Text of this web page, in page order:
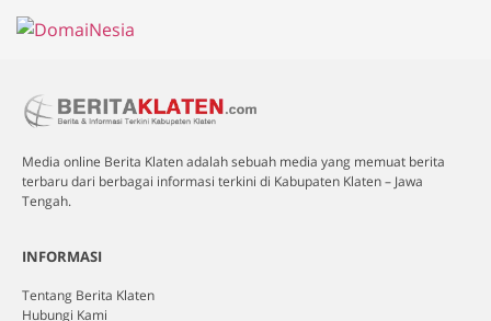
Media online Berita Klaten adalah sebuah media yang memuat berita
terbaru dari berbagai informasi terkini di Kabupaten Klaten – Jawa
Tengah.
INFORMASI
Tentang Berita Klaten
Hubungi Kami